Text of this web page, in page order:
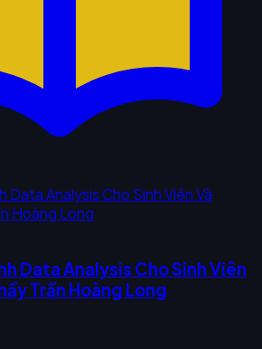
Data Analysis Cho Sinh Viên
Trần Hoàng Long